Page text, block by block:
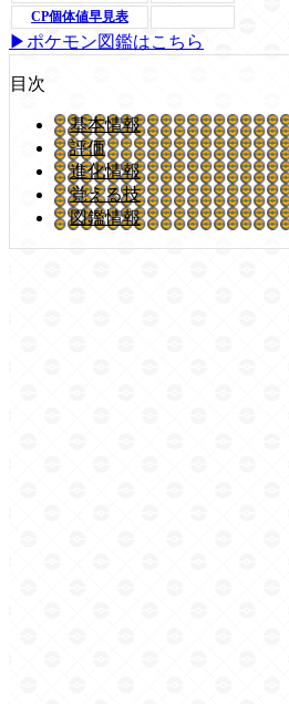
CP個体値早見表
▶ポケモン図鑑はこちら
目次
基本情報
評価
進化情報
覚える技
図鑑情報